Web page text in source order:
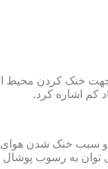
از پارچه های نانو جهت
کم اشاره کرد.
سبب خنک شدن هوای
به رسوب پوشال و